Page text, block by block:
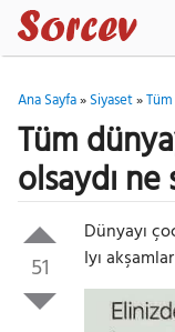
Ana Sayfa»Siyaset»
Tüm
olsaydı
51
Dünyayı
Iyı